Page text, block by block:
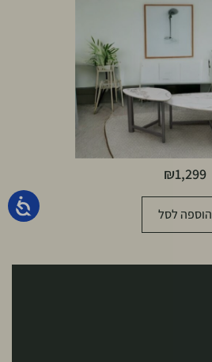
₪1,299
הוספה לסל